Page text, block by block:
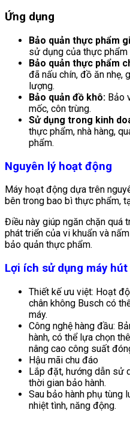
Ứng dụng
Bảo quản thực phẩm
sử dụng của thực
Bảo quản thực phẩm
đã nấu chín, đồ ăn nhẹ,
lượng.
Bảo quản đồ khô: Bảo
mốc, côn trùng.
Sử dụng trong kinh
thực phẩm, nhà hàng,
phẩm.
Nguyên lý hoạt động
Máy hoạt động dựa trên
bên trong bao bì thực phẩm,
Điều này giúp ngăn chặn quá
phát triển của vi khuẩn và
bảo quản thực phẩm.
Lợi ích sử dụng máy
Thiết kế ưu việt: Hoạt
chân không Busch có
máy.
Công nghệ hàng đầu:
hành, có thể lựa chọn
nâng cao công suất
Hậu mãi chu đáo
Lắp đặt, hướng dẫn sử
thời gian bảo hành.
Sau bảo hành phụ tùng
nhiệt tình, năng động.